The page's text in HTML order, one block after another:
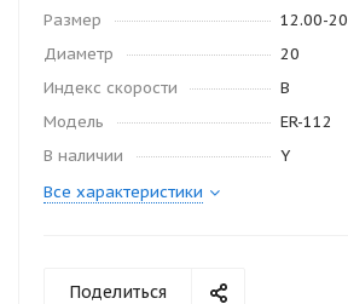
Размер
12.00-20
Диаметр
20
Индекс скорости
B
Модель
ER-112
В наличии
Y
Все характеристики
Поделиться